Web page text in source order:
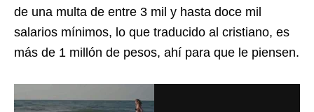
de una multa de entre 3 mil y hasta doce mil
salarios mínimos, lo que traducido al cristiano, es
más de 1 millón de pesos, ahí para que le piensen.